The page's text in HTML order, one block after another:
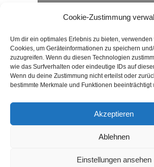
Cookie-Zustimmung
Um dir ein optimales Erlebnis zu bieten,
Cookies, um Geräteinformationen zu speichern
zuzugreifen. Wenn du diesen Technologien
wie das Surfverhalten oder eindeutige IDs auf
Wenn du deine Zustimmung nicht erteilst oder
bestimmte Merkmale und Funktionen beeinträchtigt
Akzeptieren
Ablehnen
Einstellungen ansehen
Klicke hier, um Marketing-
akzeptieren und diesen Inhalt zu
© 2024 Handball Förderkreis